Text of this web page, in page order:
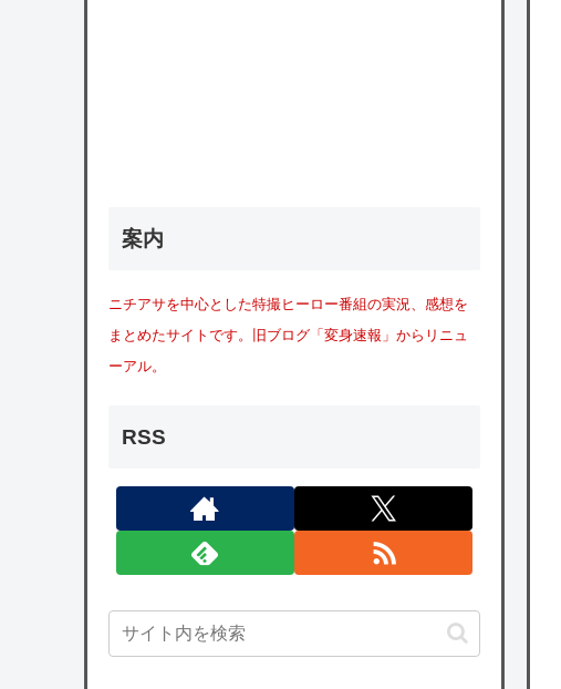
案内
ニチアサを中心とした特撮ヒーロー番組の実況、感想を
まとめたサイトです。旧ブログ「変身速報」からリニュ
ーアル。
RSS